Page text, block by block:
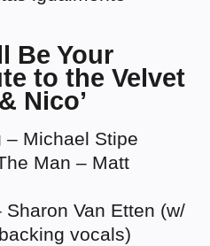
Be Your
to the Velvet
Nico’
– Michael Stipe
Man – Matt
Van Etten (w/
vocals)